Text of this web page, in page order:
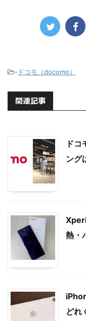
- ドコモ（docomo）
関連記事
ドコ
ング
熱・
どれ